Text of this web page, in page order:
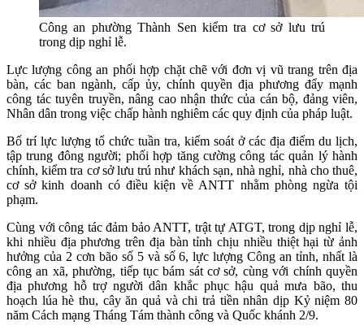
Công an phường Thành Sen kiểm tra cơ sở lưu trú
trong dịp nghỉ lễ.
Lực lượng công an phối hợp chặt chẽ với đơn vị vũ trang trên địa
bàn, các ban ngành, cấp ủy, chính quyền địa phương đẩy mạnh
công tác tuyên truyền, nâng cao nhận thức của cán bộ, đảng viên,
Nhân dân trong việc chấp hành nghiêm các quy định của pháp luật.
Bố trí lực lượng tổ chức tuần tra, kiểm soát ở các địa điểm du lịch,
tập trung đông người; phối hợp tăng cường công tác quản lý hành
chính, kiểm tra cơ sở lưu trú như khách sạn, nhà nghỉ, nhà cho thuê,
cơ sở kinh doanh có điều kiện về ANTT nhằm phòng ngừa tội
phạm.
Cùng với công tác đảm bảo ANTT, trật tự ATGT, trong dịp nghỉ lễ,
khi nhiều địa phương trên địa bàn tỉnh chịu nhiều thiệt hại từ ảnh
hưởng của 2 cơn bão số 5 và số 6, lực lượng Công an tỉnh, nhất là
công an xã, phường, tiếp tục bám sát cơ sở, cùng với chính quyền
địa phương hỗ trợ người dân khắc phục hậu quả mưa bão, thu
hoạch lúa hè thu, cây ăn quả và chi trả tiền nhân dịp Kỷ niệm 80
năm Cách mạng Tháng Tám thành công và Quốc khánh 2/9.